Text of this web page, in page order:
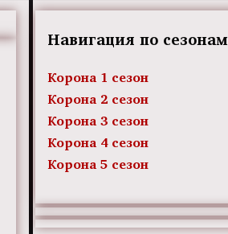
Навигация по сезонам
Корона 1 сезон
Корона 2 сезон
Корона 3 сезон
Корона 4 сезон
Корона 5 сезон